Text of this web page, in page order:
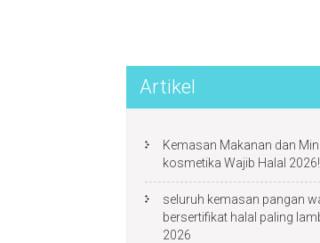
Artikel
Kemasan Makanan dan
kosmetika Wajib Halal 2026!
seluruh kemasan pangan
bersertifikat halal paling
2026